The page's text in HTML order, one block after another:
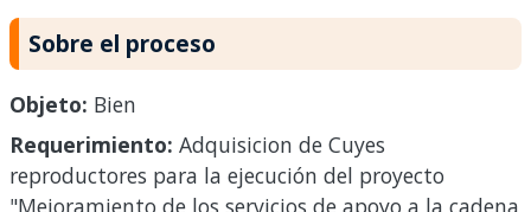
Sobre el proceso
Objeto: Bien
Requerimiento: Adquisicion de Cuyes
reproductores para la ejecución del proyecto